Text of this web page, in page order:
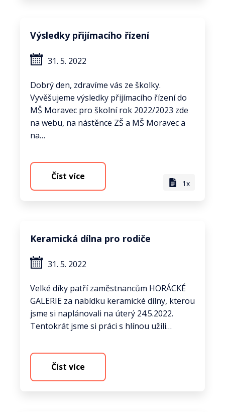
Výsledky přijímacího řízení
31. 5. 2022
Dobrý den, zdravíme vás ze školky.
Vyvěšujeme výsledky přijímacího řízení do
MŠ Moravec pro školní rok 2022/2023 zde
na webu, na nástěnce ZŠ a MŠ Moravec a
na…
Číst více
1x
Keramická dílna pro rodiče
31. 5. 2022
Velké díky patří zaměstnancům HORÁCKÉ
GALERIE za nabídku keramické dílny, kterou
jsme si naplánovali na úterý 24.5.2022.
Tentokrát jsme si práci s hlínou užili…
Číst více